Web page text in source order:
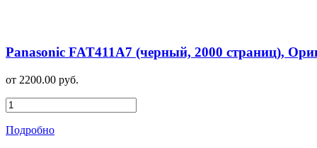
Panasonic FAT411A7 (черный, 2000 страниц),
от 2200.00 руб.
Подробно